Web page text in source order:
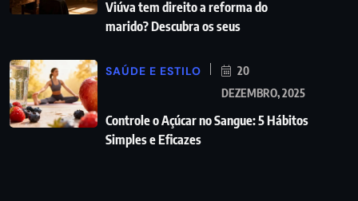
Viúva tem direito a reforma do
marido? Descubra os seus
SAÚDE E ESTILO
20
DEZEMBRO, 2025
Controle o Açúcar no Sangue: 5 Hábitos
Simples e Eficazes